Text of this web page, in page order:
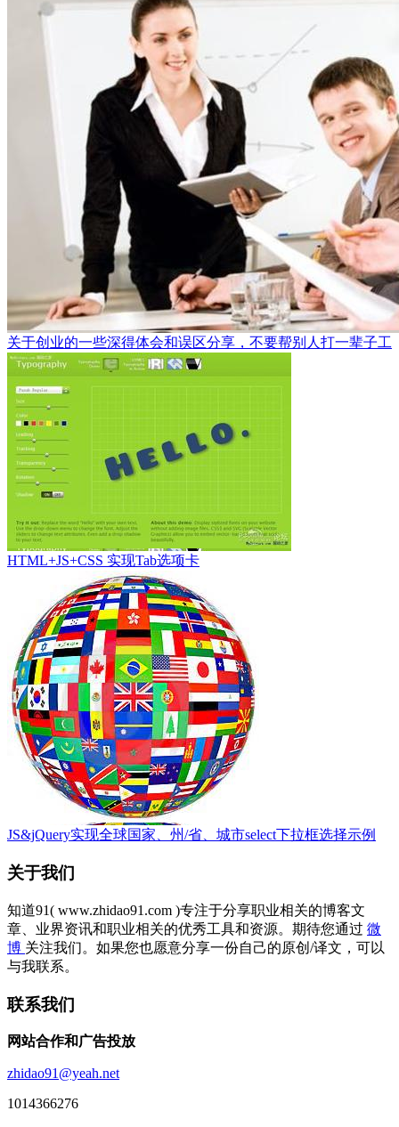
关于创业的一些深得体会和误区分享，不要帮别人打一辈子工
HTML+JS+CSS 实现Tab选项卡
JS&jQuery实现全球国家、州/省、城市select下拉框选择示例
关于我们
知道91( www.zhidao91.com )专注于分享职业相关的博客文
章、业界资讯和职业相关的优秀工具和资源。期待您通过 微
博 关注我们。如果您也愿意分享一份自己的原创/译文，可以
与我联系。
联系我们
网站合作和广告投放
zhidao91@yeah.net
1014366276